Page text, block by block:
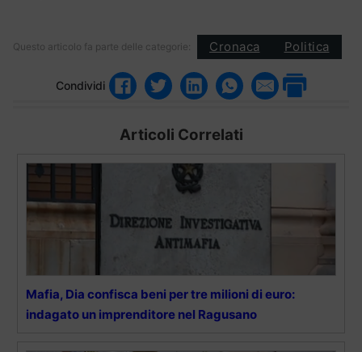
Questo articolo fa parte delle categorie: Cronaca Politica
Condividi
Articoli Correlati
Mafia, Dia confisca beni per tre milioni di euro:
indagato un imprenditore nel Ragusano